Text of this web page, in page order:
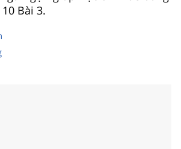
Bài 3.